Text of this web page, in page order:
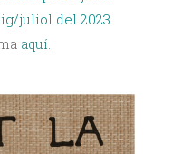
juliol del 2023.
aquí.